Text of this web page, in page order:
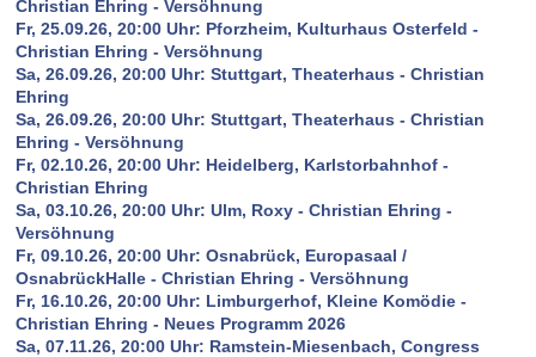
Christian Ehring - Versöhnung
Fr, 25.09.26, 20:00 Uhr: Pforzheim, Kulturhaus Osterfeld -
Christian Ehring - Versöhnung
Sa, 26.09.26, 20:00 Uhr: Stuttgart, Theaterhaus - Christian
Ehring
Sa, 26.09.26, 20:00 Uhr: Stuttgart, Theaterhaus - Christian
Ehring - Versöhnung
Fr, 02.10.26, 20:00 Uhr: Heidelberg, Karlstorbahnhof -
Christian Ehring
Sa, 03.10.26, 20:00 Uhr: Ulm, Roxy - Christian Ehring -
Versöhnung
Fr, 09.10.26, 20:00 Uhr: Osnabrück, Europasaal /
OsnabrückHalle - Christian Ehring - Versöhnung
Fr, 16.10.26, 20:00 Uhr: Limburgerhof, Kleine Komödie -
Christian Ehring - Neues Programm 2026
Sa, 07.11.26, 20:00 Uhr: Ramstein-Miesenbach, Congress